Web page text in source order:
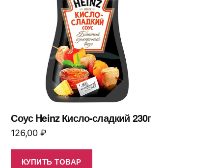
Соус Heinz Кисло-сладкий 230г
126,00 ₽
КУПИТЬ ТОВАР